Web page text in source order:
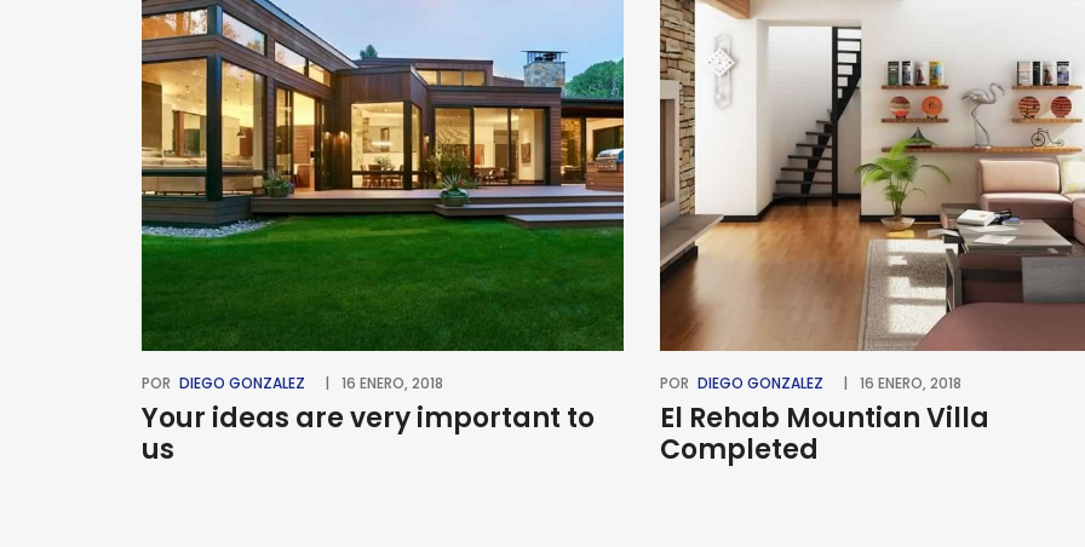
POR DIEGO GONZALEZ 16 ENERO, 2018
Your ideas are very important to
us
POR DIEGO GONZALEZ 16 ENERO, 2018
El Rehab Mountian Villa
Completed